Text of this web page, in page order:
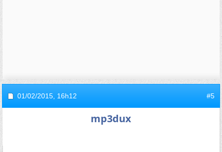
01/02/2015, 16h12 #5
mp3dux